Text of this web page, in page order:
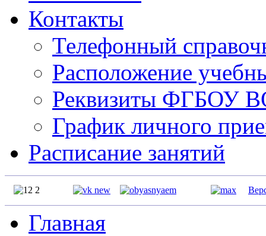
Контакты
Телефонный
Расположение
Реквизиты ФГБОУ
График личного
Расписание занятий
Главная